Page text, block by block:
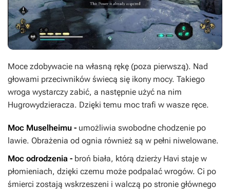
Moce zdobywacie na własną rękę (poza pierwszą). Nad
głowami przeciwników świecą się ikony mocy. Takiego
wroga wystarczy zabić, a następnie użyć na nim
Hugrowydzieracza. Dzięki temu moc trafi w wasze ręce.
Moc Muselheimu - umożliwia swobodne chodzenie po
lawie. Obrażenia od ognia również są w pełni niwelowane.
Moc odrodzenia - broń biała, którą dzierży Havi staje w
płomieniach, dzięki czemu może podpalać wrogów. Ci po
śmierci zostają wskrzeszeni i walczą po stronie głównego